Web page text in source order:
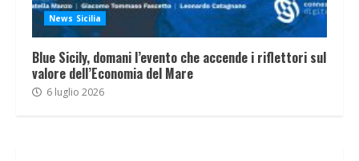
News Sicilia
Blue Sicily, domani l’evento che accende i riflettori sul
valore dell’Economia del Mare
6 luglio 2026